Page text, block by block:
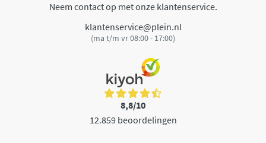
Neem contact op met onze klantenservice.
klantenservice@plein.nl
(ma t/m vr 08:00 - 17:00)
8,8/10
12.859 beoordelingen